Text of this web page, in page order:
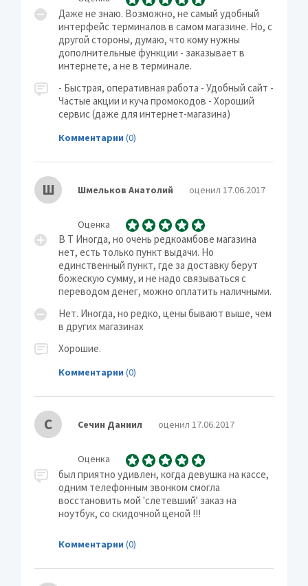
Даже не знаю. Возможно, не самый удобный
интерфейс терминалов в самом магазине. Но, с
другой стороны, думаю, что кому нужны
дополнительные функции - заказывает в
интернете, а не в терминале.
- Быстрая, оперативная работа - Удобный сайт -
Частые акции и куча промокодов - Хороший
сервис (даже для интернет-магазина)
Комментарии (0)
Ш Шмельков Анатолий оценил 17.06.2017
Оценка
В Т Иногда, но очень редкоамбове магазина
нет, есть только пункт выдачи. Но
единственный пункт, где за доставку берут
божескую сумму, и не надо связываться с
переводом денег, можно оплатить наличными.
Нет. Иногда, но редко, цены бывают выше, чем
в других магазинах
Хорошие.
Комментарии (0)
С Сечин Даниил оценил 17.06.2017
Оценка
был приятно удивлен, когда девушка на кассе,
одним телефонным звонком смогла
восстановить мой 'слетевший' заказ на
ноутбук, со скидочной ценой !!!
Комментарии (0)